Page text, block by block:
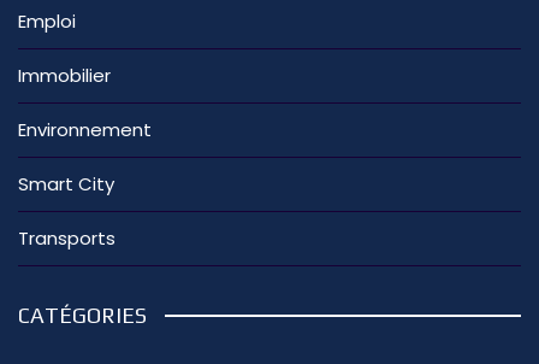
Emploi
Immobilier
Environnement
Smart City
Transports
CATÉGORIES